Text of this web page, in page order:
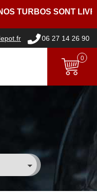
SONT LIVRES
06 27 14 26 90
0